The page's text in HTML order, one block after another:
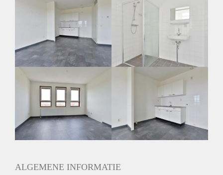
Niet mogelijk
2,8 X Maandhuur Bruto
Huurtermijn
Onbepaalde termijn
Oplevering
ALGEMENE INFORMATIE